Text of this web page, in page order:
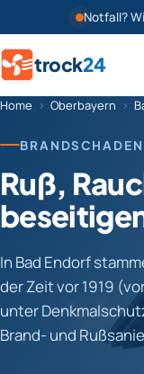
Notfall?
trock24
Home › Oberbayern ›
Ruß,
In Bad Endorf
der Zeit vor 1919
unter
Brand- und